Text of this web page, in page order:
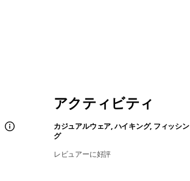
アクティビティ
カジュアルウェア, ハイキング, フィッシン
グ
レビュアーに好評